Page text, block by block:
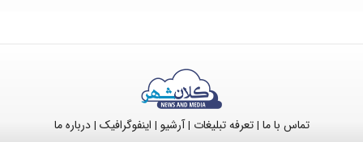
تماس با ما |تعرفه تبلیغات |آرشیو | اینفوگرافیک |درباره ما